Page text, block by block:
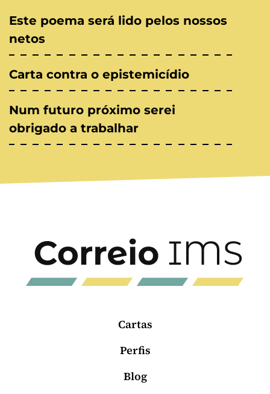
Este poema será lido pelos nossos
netos
Carta contra o epistemicídio
Num futuro próximo serei
obrigado a trabalhar
Cartas
Perfis
Blog